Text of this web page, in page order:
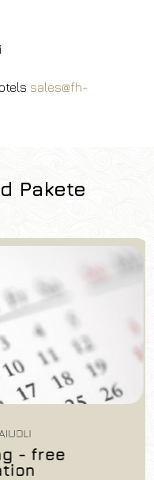
sales@fh-
Pakete
- free